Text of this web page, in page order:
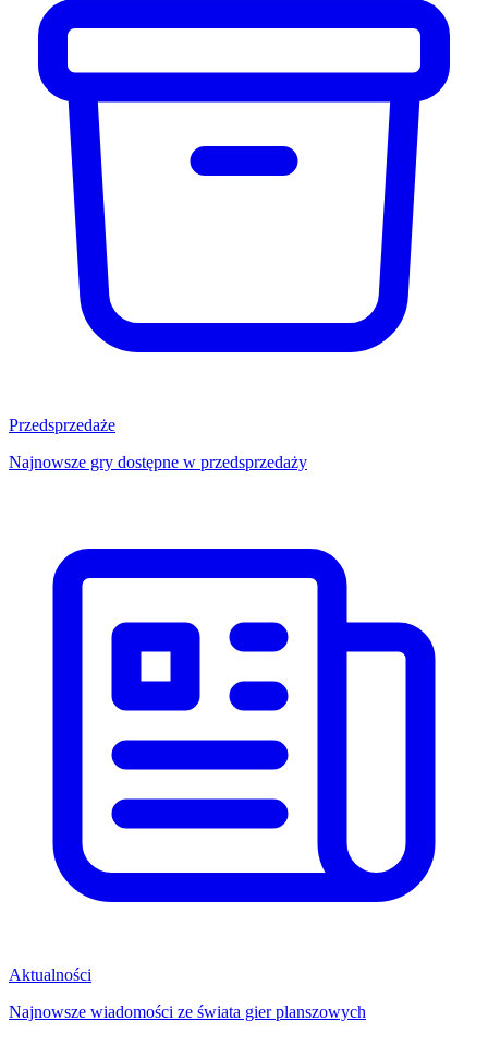
Przedsprzedaże
Najnowsze gry dostępne w przedsprzedaży
Aktualności
Najnowsze wiadomości ze świata gier planszowych